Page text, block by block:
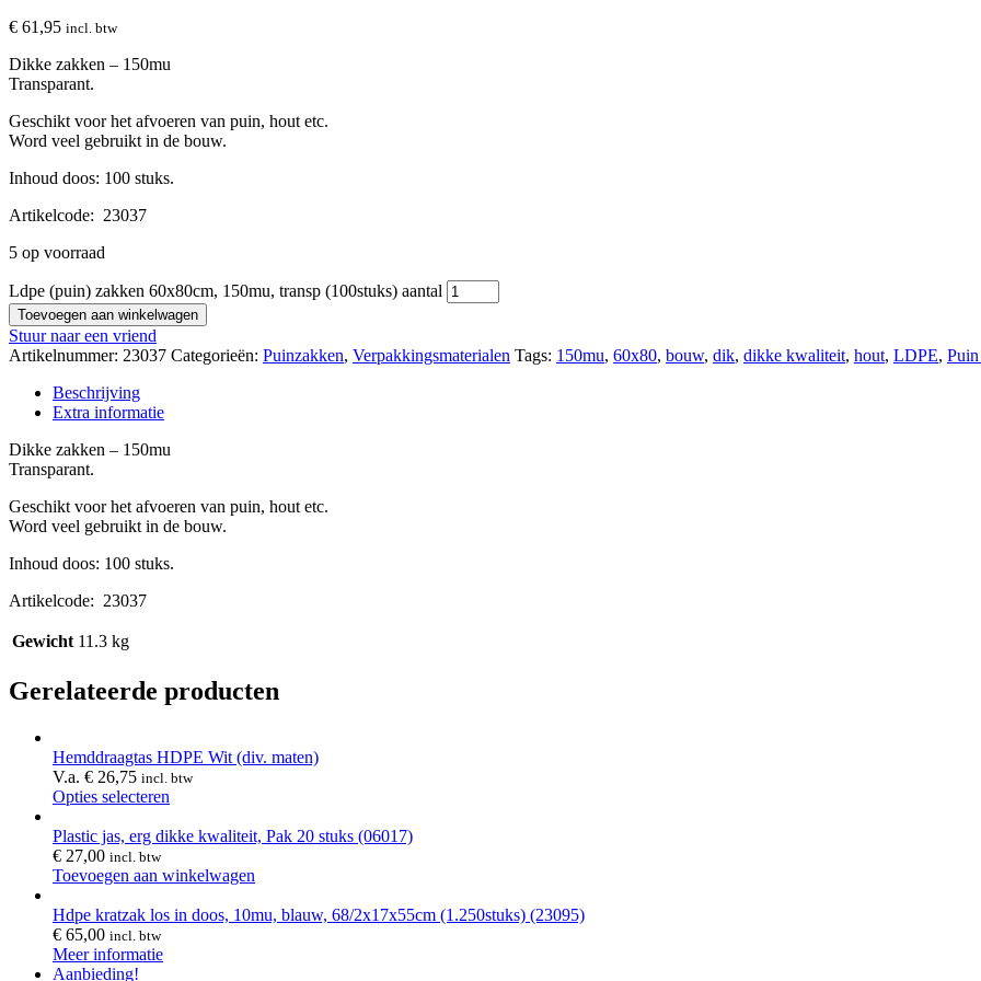
€ 61,95 incl. btw
Dikke zakken – 150mu
Transparant.
Geschikt voor het afvoeren van puin, hout etc.
Word veel gebruikt in de bouw.
Inhoud doos: 100 stuks.
Artikelcode: 23037
5 op voorraad
Ldpe (puin) zakken 60x80cm, 150mu, transp (100stuks) aantal
Toevoegen aan winkelwagen
Stuur naar een vriend
Artikelnummer: 23037 Categorieën: Puinzakken, Verpakkingsmaterialen Tags: 150mu, 60x80, bouw, dik, dikke kwaliteit, hout, LDPE,
Beschrijving
Extra informatie
Dikke zakken – 150mu
Transparant.
Geschikt voor het afvoeren van puin, hout etc.
Word veel gebruikt in de bouw.
Inhoud doos: 100 stuks.
Artikelcode: 23037
Gewicht 11.3 kg
Gerelateerde producten
Hemddraagtas HDPE Wit (div. maten)
V.a. € 26,75 incl. btw
Opties selecteren
Plastic jas, erg dikke kwaliteit, Pak 20 stuks (06017)
€ 27,00 incl. btw
Toevoegen aan winkelwagen
Hdpe kratzak los in doos, 10mu, blauw, 68/2x17x55cm (1.250stuks) (23095)
€ 65,00 incl. btw
Meer informatie
Aanbieding!